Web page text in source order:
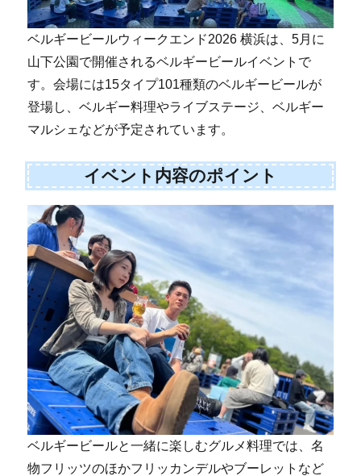
ベルギービールウィークエンド2026 横浜は、5月に
山下公園で開催されるベルギービールイベントで
す。会場には15タイプ101種類のベルギービールが
登場し、ベルギー料理やライブステージ、ベルギー
マルシェなどが予定されています。
イベント内容のポイント
ベルギービールと一緒に楽しむグルメ料理では、名
物フリッツのほかフリッカンデルやブーレットなど